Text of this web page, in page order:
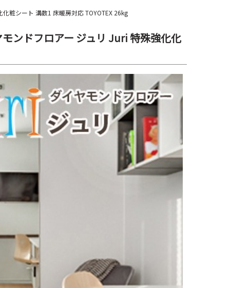
粧シート 溝数1 床暖房対応 TOYOTEX 26kg
ンドフロアー ジュリ Juri 特殊強化化